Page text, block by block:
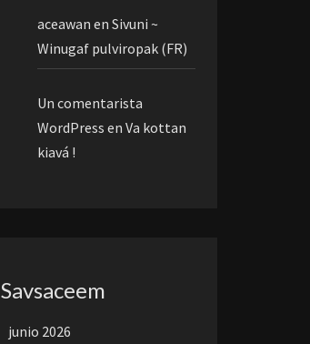
aceawan en Sivuni ~
Winugaf pulviropak (FR)
Un comentarista
WordPress en Va kottan
kiavá !
Savsaceem
junio 2026